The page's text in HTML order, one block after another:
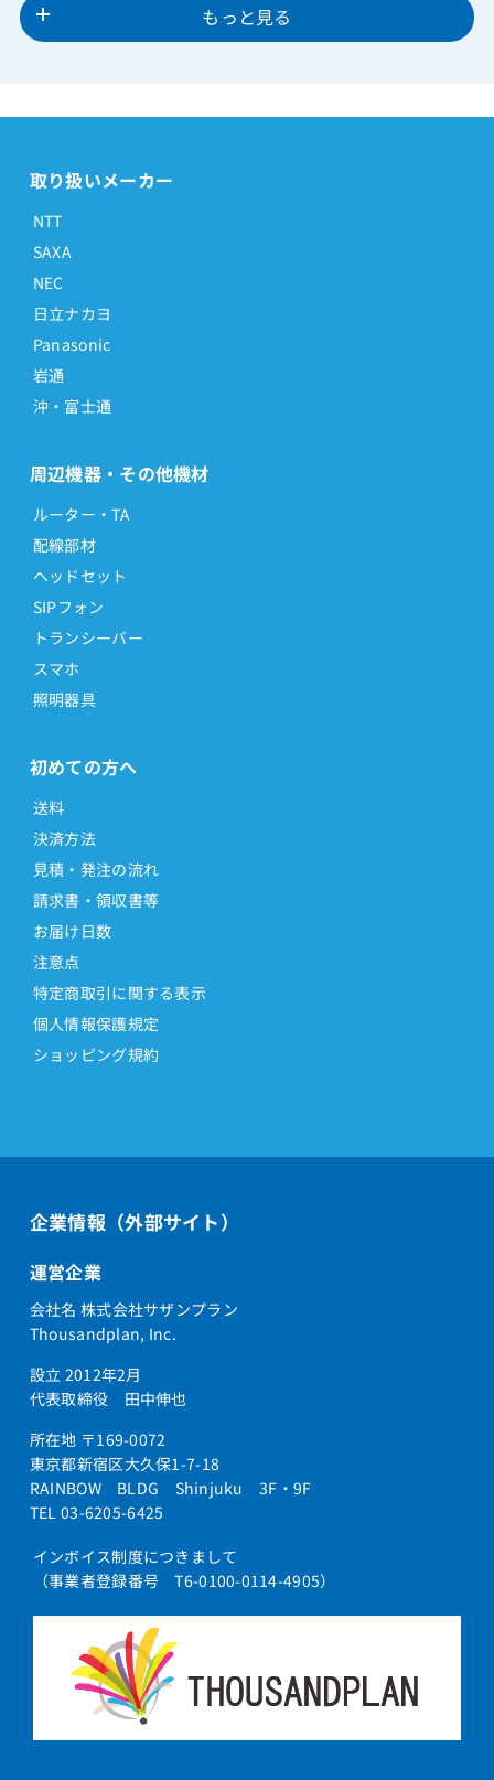
もっと見る
取り扱いメーカー
NTT
SAXA
NEC
日立ナカヨ
Panasonic
岩通
沖・富士通
周辺機器・その他機材
ルーター・TA
配線部材
ヘッドセット
SIPフォン
トランシーバー
スマホ
照明器具
初めての方へ
送料
決済方法
見積・発注の流れ
請求書・領収書等
お届け日数
注意点
特定商取引に関する表示
個人情報保護規定
ショッピング規約
企業情報（外部サイト）
運営企業
会社名 株式会社サザンプラン
Thousandplan, Inc.
設立 2012年2月
代表取締役 田中伸也
所在地 〒169-0072
東京都新宿区大久保1-7-18
RAINBOW BLDG Shinjuku 3F・9F
TEL 03-6205-6425
インボイス制度につきまして
（事業者登録番号 T6-0100-0114-4905）